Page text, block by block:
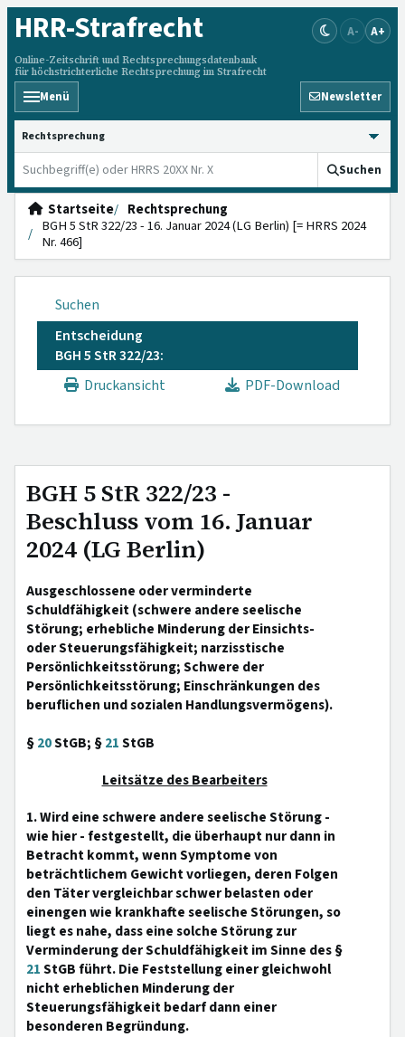
HRR-Strafrecht
Online-Zeitschrift und Rechtsprechungsdatenbank
für höchstrichterliche Rechtsprechung im Strafrecht
A- A+
Menü Newsletter
HRRS durchsuchen
Suchen
Startseite
Rechtsprechung
BGH 5 StR 322/23 - 16. Januar 2024 (LG Berlin) [= HRRS 2024
Nr. 466]
Suchen
Entscheidung
BGH 5 StR 322/23:
Druckansicht
PDF-Download
BGH 5 StR 322/23 -
Beschluss vom 16. Januar
2024 (LG Berlin)
Ausgeschlossene oder verminderte
Schuldfähigkeit (schwere andere seelische
Störung; erhebliche Minderung der Einsichts-
oder Steuerungsfähigkeit; narzisstische
Persönlichkeitsstörung; Schwere der
Persönlichkeitsstörung; Einschränkungen des
beruflichen und sozialen Handlungsvermögens).
§20StGB; §21StGB
Leitsätze des Bearbeiters
1. Wird eine schwere andere seelische Störung -
wie hier - festgestellt, die überhaupt nur dann in
Betracht kommt, wenn Symptome von
beträchtlichem Gewicht vorliegen, deren Folgen
den Täter vergleichbar schwer belasten oder
einengen wie krankhafte seelische Störungen, so
liegt es nahe, dass eine solche Störung zur
Verminderung der Schuldfähigkeit im Sinne des §
21StGB führt. Die Feststellung einer gleichwohl
nicht erheblichen Minderung der
Steuerungsfähigkeit bedarf dann einer
besonderen Begründung.